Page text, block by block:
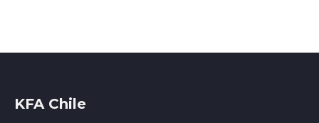
KFA Chile